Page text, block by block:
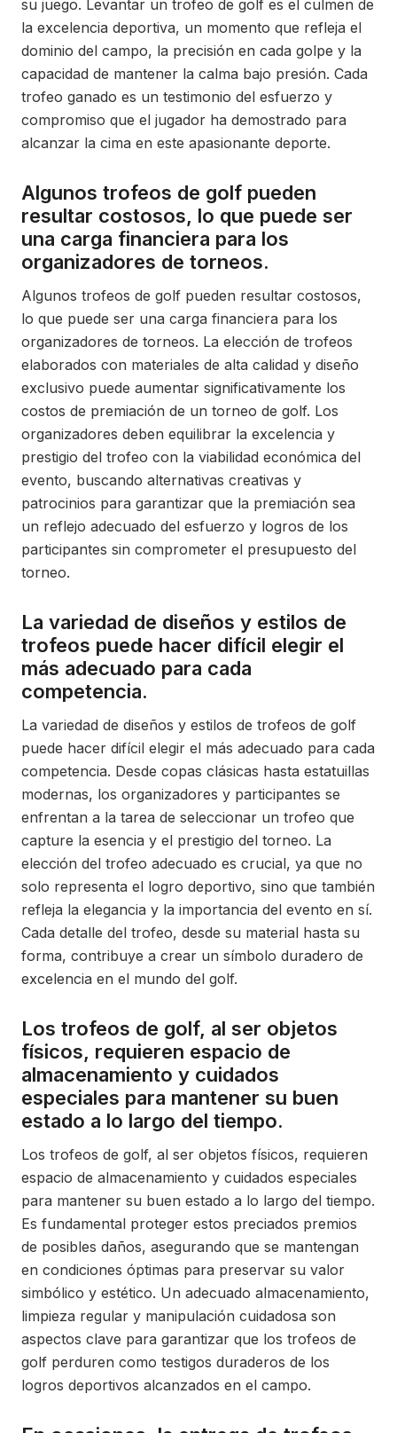
su juego. Levantar un trofeo de golf es el culmen de
la excelencia deportiva, un momento que refleja el
dominio del campo, la precisión en cada golpe y la
capacidad de mantener la calma bajo presión. Cada
trofeo ganado es un testimonio del esfuerzo y
compromiso que el jugador ha demostrado para
alcanzar la cima en este apasionante deporte.
Algunos trofeos de golf pueden
resultar costosos, lo que puede ser
una carga financiera para los
organizadores de torneos.
Algunos trofeos de golf pueden resultar costosos,
lo que puede ser una carga financiera para los
organizadores de torneos. La elección de trofeos
elaborados con materiales de alta calidad y diseño
exclusivo puede aumentar significativamente los
costos de premiación de un torneo de golf. Los
organizadores deben equilibrar la excelencia y
prestigio del trofeo con la viabilidad económica del
evento, buscando alternativas creativas y
patrocinios para garantizar que la premiación sea
un reflejo adecuado del esfuerzo y logros de los
participantes sin comprometer el presupuesto del
torneo.
La variedad de diseños y estilos de
trofeos puede hacer difícil elegir el
más adecuado para cada
competencia.
La variedad de diseños y estilos de trofeos de golf
puede hacer difícil elegir el más adecuado para cada
competencia. Desde copas clásicas hasta estatuillas
modernas, los organizadores y participantes se
enfrentan a la tarea de seleccionar un trofeo que
capture la esencia y el prestigio del torneo. La
elección del trofeo adecuado es crucial, ya que no
solo representa el logro deportivo, sino que también
refleja la elegancia y la importancia del evento en sí.
Cada detalle del trofeo, desde su material hasta su
forma, contribuye a crear un símbolo duradero de
excelencia en el mundo del golf.
Los trofeos de golf, al ser objetos
físicos, requieren espacio de
almacenamiento y cuidados
especiales para mantener su buen
estado a lo largo del tiempo.
Los trofeos de golf, al ser objetos físicos, requieren
espacio de almacenamiento y cuidados especiales
para mantener su buen estado a lo largo del tiempo.
Es fundamental proteger estos preciados premios
de posibles daños, asegurando que se mantengan
en condiciones óptimas para preservar su valor
simbólico y estético. Un adecuado almacenamiento,
limpieza regular y manipulación cuidadosa son
aspectos clave para garantizar que los trofeos de
golf perduren como testigos duraderos de los
logros deportivos alcanzados en el campo.